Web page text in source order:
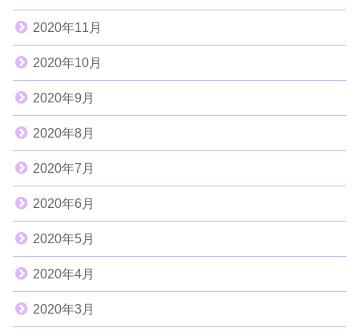
2020年11月
2020年10月
2020年9月
2020年8月
2020年7月
2020年6月
2020年5月
2020年4月
2020年3月